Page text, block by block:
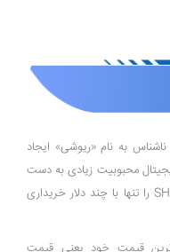
به نام «ریوشی» ایجاد
دیجیتال محبوبیت زیادی به دست
آورد. بسیاری از افرادی که میلیاردها توکن SHIB را تنها با چند دلار خریداری